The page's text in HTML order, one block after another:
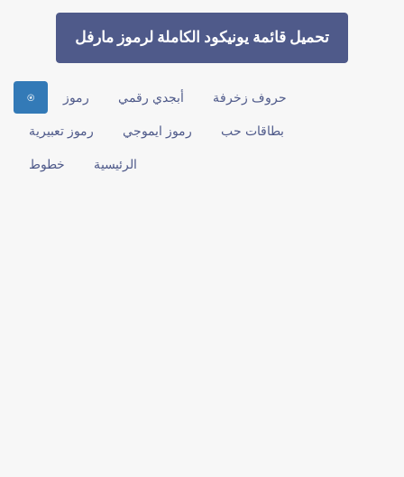
تحميل قائمة يونيكود الكاملة لرموز مارفل
⍟ رموز أبجدي رقمي حروف زخرفة
رموز تعبيرية رموز ايموجي بطاقات حب
خطوط الرئيسية